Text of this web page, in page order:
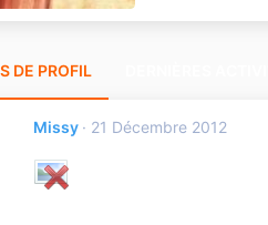
DE PROFIL
Missy 21 Décembre 2012